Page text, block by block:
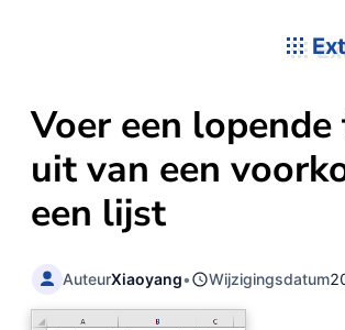
Voer een
uit van een
een lijst
AuteurXiaoyang• Wijzigingsdatum